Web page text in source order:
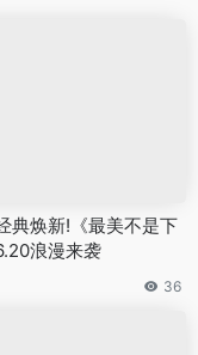
典焕新!《最美不是下
浪漫来袭
36